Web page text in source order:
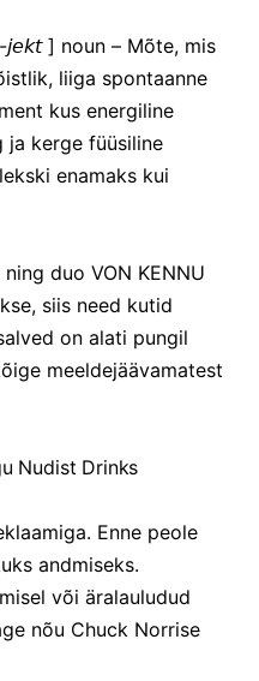
𝘫𝘦𝘬𝘵 ] noun – Mõte, mis
liiga spontaanne
kus energiline
ja kerge füüsiline
enamaks kui
duo VON KENNU
siis need kutid
on alati pungil
meeldejäävamatest
Nudist Drinks
Enne peole
andmiseks.
või äralauludud
nõu Chuck Norrise